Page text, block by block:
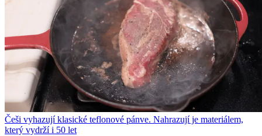
Češi vyhazují klasické teflonové pánve. Nahrazují je materiálem,
který vydrží i 50 let